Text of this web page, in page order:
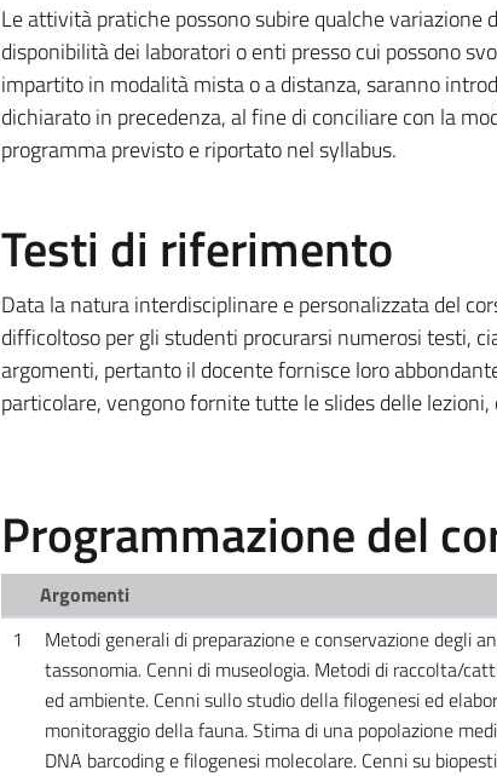
Le attività pratiche possono subire qualche
disponibilità dei laboratori o enti presso cui possono
impartito in modalità mista o a distanza, saranno
dichiarato in precedenza, al fine di conciliare con la
programma previsto e riportato nel syllabus.
Testi di riferimento
Data la natura interdisciplinare e personalizzata del
difficoltoso per gli studenti procurarsi numerosi testi,
argomenti, pertanto il docente fornisce loro
particolare, vengono fornite tutte le slides delle
Programmazione del
Argomenti
1
Metodi generali di preparazione e conservazione degli
tassonomia. Cenni di museologia. Metodi di raccolta/
ed ambiente. Cenni sullo studio della filogenesi ed
monitoraggio della fauna. Stima di una popolazione
DNA barcoding e filogenesi molecolare. Cenni su